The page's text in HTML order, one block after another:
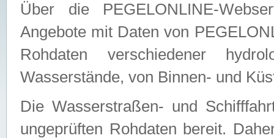
Über die PEGELONLINE-
Angebote mit Daten von
Rohdaten verschiedener
Wasserstände, von Binnen- und
Die Wasserstraßen- und
ungeprüften Rohdaten bereit.